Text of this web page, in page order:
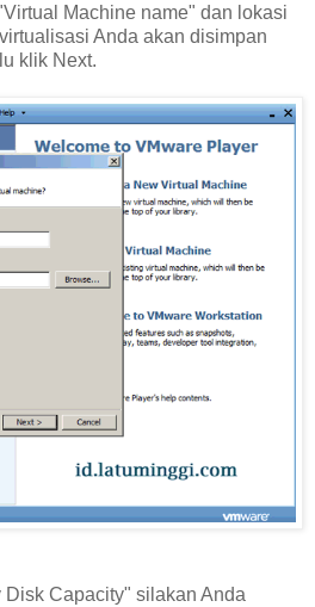
Machine name" dan lokasi
Anda akan disimpan
klik Next.
Capacity" silakan Anda